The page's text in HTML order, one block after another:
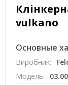
vulkano
Основные
Виробник:
Модель: